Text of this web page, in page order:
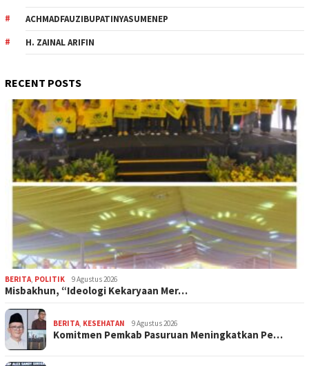
ACHMADFAUZIBUPATINYASUMENEP
H. ZAINAL ARIFIN
RECENT POSTS
BERITA, POLITIK 9 Agustus 2026
Misbakhun, “Ideologi Kekaryaan Mer…
BERITA, KESEHATAN 9 Agustus 2026
Komitmen Pemkab Pasuruan Meningkatkan Pe…